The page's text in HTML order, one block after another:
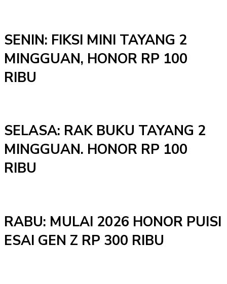
SENIN: FIKSI MINI TAYANG 2
MINGGUAN, HONOR RP 100
RIBU
SELASA: RAK BUKU TAYANG 2
MINGGUAN. HONOR RP 100
RIBU
RABU: MULAI 2026 HONOR PUISI
ESAI GEN Z RP 300 RIBU